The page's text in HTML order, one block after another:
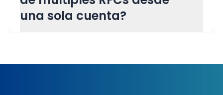
una sola cuenta?